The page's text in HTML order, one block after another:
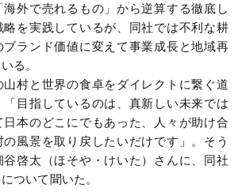
外で売れるもの」から逆算する徹底し
略を実践しているが、同社では不利な耕
ランド価値に変えて事業成長と地域再
る。
村と世界の食卓をダイレクトに繋ぐ道
「目指しているのは、真新しい未来では
本のどこにでもあった、人々が助け合
風景を取り戻したいだけです」。そう
啓太（ほそや・けいた）さんに、同社
ついて聞いた。